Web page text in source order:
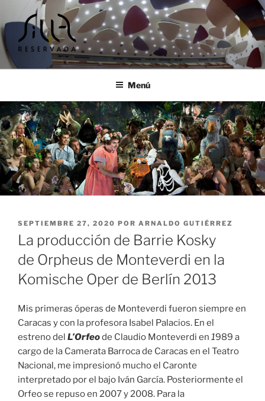
al
contenido
SILLA RESERVADA |
TALLERES Y ENCUENTROS
MUSICALES
Cursos y encuentros musicales
Menú
PUBLICADO
EL
SEPTIEMBRE 27, 2020 POR ARNALDO GUTIÉRREZ
La producción de Barrie Kosky
de Orpheus de Monteverdi en la
Komische Oper de Berlín 2013
Mis primeras óperas de Monteverdi fueron siempre en
Caracas y con la profesora Isabel Palacios. En el
estreno del L’Orfeode Claudio Monteverdi en 1989 a
cargo de la Camerata Barroca de Caracas en el Teatro
Nacional, me impresionó mucho el Caronte
interpretado por el bajo Iván García. Posteriormente el
Orfeo se repuso en 2007 y 2008. Para la